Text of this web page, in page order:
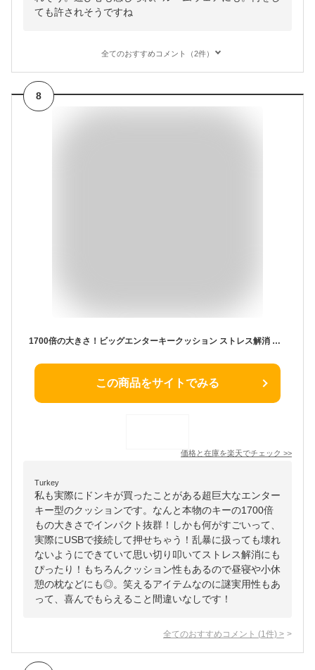
ても許されそうですね
全てのおすすめコメント（2件）
8
1700倍の大きさ！ビッグエンターキークッション ストレス解消 巨大 大きい 枕 パソコン PC USB接続 おもしろグッズ デスクワーク クッション 休憩 お昼寝 インテリア プレゼント ギフト 贈り物 黒
この商品をサイトでみる
価格と在庫を楽天でチェック >>
Turkey
私も実際にドンキが買ったことがある超巨大なエンター
キー型のクッションです。なんと本物のキーの1700倍
もの大きさでインパクト抜群！しかも何がすごいって、
実際にUSBで接続して押せちゃう！乱暴に扱っても壊れ
ないようにできていて思い切り叩いてストレス解消にも
ぴったり！もちろんクッション性もあるので昼寝や小休
憩の枕などにも◎。笑えるアイテムなのに謎実用性もあ
って、喜んでもらえること間違いなしです！
全てのおすすめコメント (1 件) >